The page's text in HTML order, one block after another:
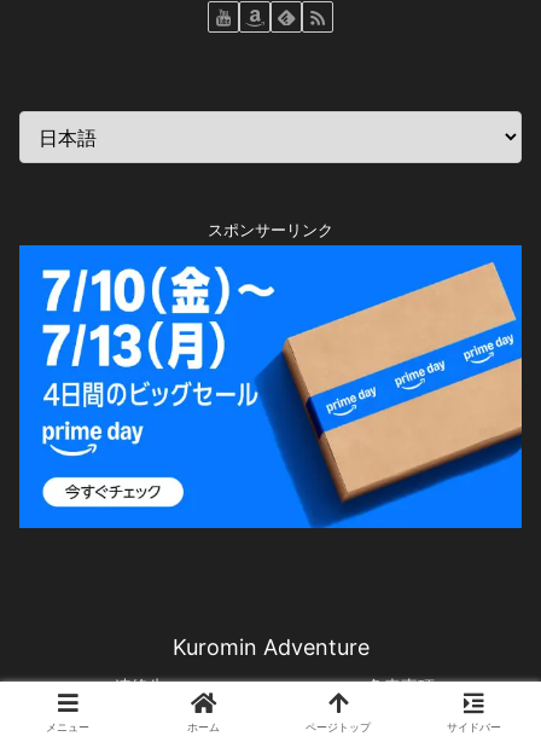
スポンサーリンク
Kuromin Adventure
連絡先
免責事項
プライバシーポリシー
メニュー ホーム ページトップ サイドバー